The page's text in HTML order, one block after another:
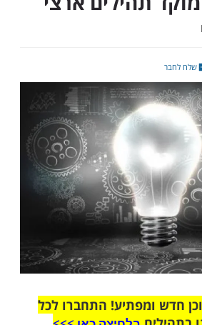
שלח מהרב